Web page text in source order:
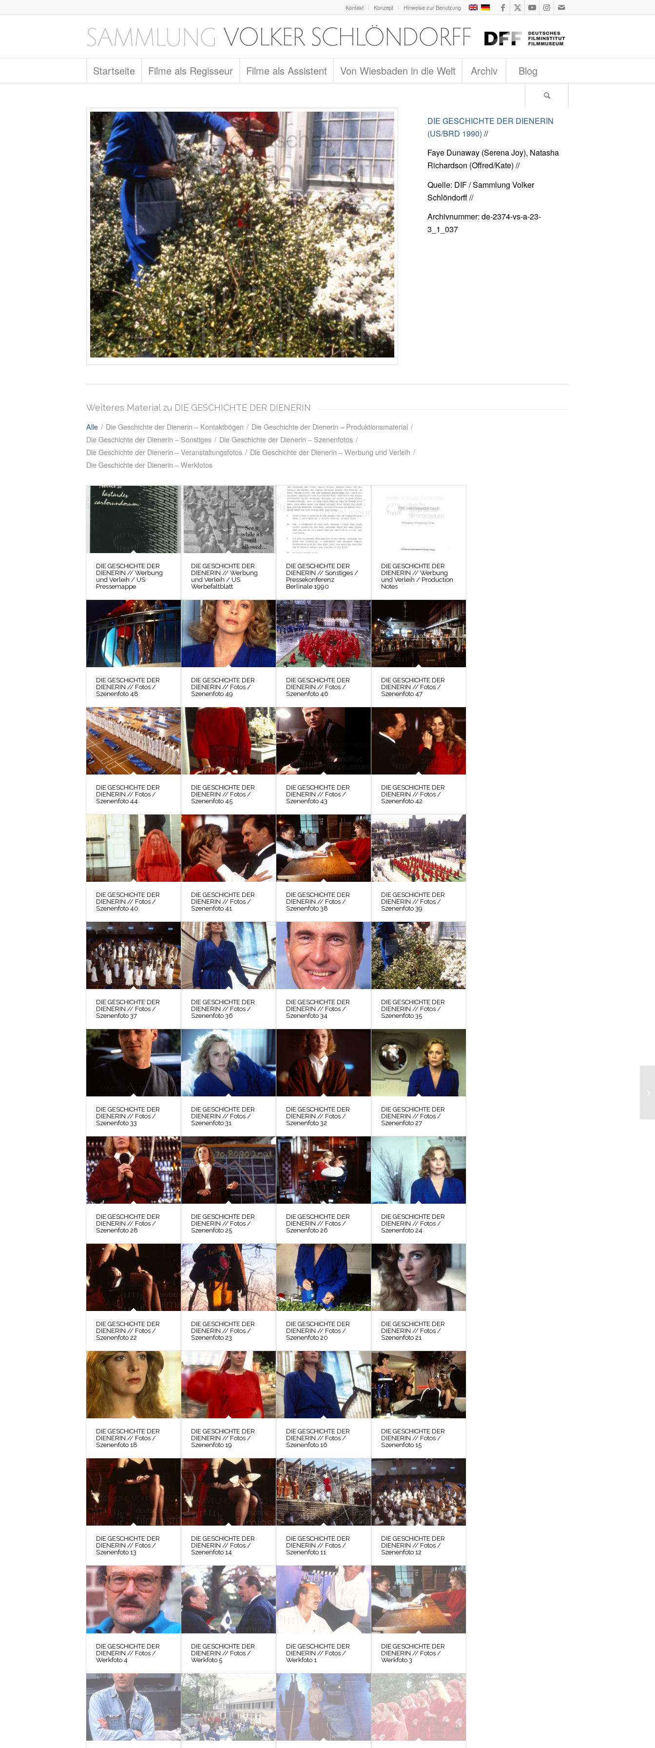
Kontakt Konzept Hinweise zur Benutzung
Startseite Filme als Regisseur Filme als Assistent Von Wiesbaden in die Welt Archiv Blog
DIE GESCHICHTE DER DIENERIN
(US/BRD 1990) //
Faye Dunaway (Serena Joy), Natasha
Richardson (Offred/Kate) //
Quelle: DIF / Sammlung Volker
Schlöndorff //
Archivnummer: de-2374-vs-a-23-
3_1_037
Weiteres Material zu DIE GESCHICHTE DER DIENERIN
Alle / Die Geschichte der Dienerin – Kontaktbögen / Die Geschichte der Dienerin – Produktionsmaterial /
Die Geschichte der Dienerin – Sonstiges / Die Geschichte der Dienerin – Szenenfotos /
Die Geschichte der Dienerin – Veranstaltungsfotos / Die Geschichte der Dienerin – Werbung und Verleih /
Die Geschichte der Dienerin – Werkfotos
DIE GESCHICHTE DER
DIENERIN // Werbung
und Verleih / US
Pressemappe
DIE GESCHICHTE DER
DIENERIN // Werbung
und Verleih / US
Werbefaltblatt
DIE GESCHICHTE DER
DIENERIN // Sonstiges /
Pressekonferenz
Berlinale 1990
DIE GESCHICHTE DER
DIENERIN // Werbung
und Verleih / Production
Notes
DIE GESCHICHTE DER
DIENERIN // Fotos /
Szenenfoto 48
DIE GESCHICHTE DER
DIENERIN // Fotos /
Szenenfoto 49
DIE GESCHICHTE DER
DIENERIN // Fotos /
Szenenfoto 46
DIE GESCHICHTE DER
DIENERIN // Fotos /
Szenenfoto 47
DIE GESCHICHTE DER
DIENERIN // Fotos /
Szenenfoto 44
DIE GESCHICHTE DER
DIENERIN // Fotos /
Szenenfoto 45
DIE GESCHICHTE DER
DIENERIN // Fotos /
Szenenfoto 43
DIE GESCHICHTE DER
DIENERIN // Fotos /
Szenenfoto 42
DIE GESCHICHTE DER
DIENERIN // Fotos /
Szenenfoto 40
DIE GESCHICHTE DER
DIENERIN // Fotos /
Szenenfoto 41
DIE GESCHICHTE DER
DIENERIN // Fotos /
Szenenfoto 38
DIE GESCHICHTE DER
DIENERIN // Fotos /
Szenenfoto 39
DIE GESCHICHTE DER
DIENERIN // Fotos /
Szenenfoto 37
DIE GESCHICHTE DER
DIENERIN // Fotos /
Szenenfoto 36
DIE GESCHICHTE DER
DIENERIN // Fotos /
Szenenfoto 34
DIE GESCHICHTE DER
DIENERIN // Fotos /
Szenenfoto 35
DIE GESCHICHTE DER
DIENERIN // Fotos /
Szenenfoto 33
DIE GESCHICHTE DER
DIENERIN // Fotos /
Szenenfoto 31
DIE GESCHICHTE DER
DIENERIN // Fotos /
Szenenfoto 32
DIE GESCHICHTE DER
DIENERIN // Fotos /
Szenenfoto 27
DIE GESCHICHTE DER
DIENERIN // Fotos /
Szenenfoto 28
DIE GESCHICHTE DER
DIENERIN // Fotos /
Szenenfoto 25
DIE GESCHICHTE DER
DIENERIN // Fotos /
Szenenfoto 26
DIE GESCHICHTE DER
DIENERIN // Fotos /
Szenenfoto 24
DIE GESCHICHTE DER
DIENERIN // Fotos /
Szenenfoto 22
DIE GESCHICHTE DER
DIENERIN // Fotos /
Szenenfoto 23
DIE GESCHICHTE DER
DIENERIN // Fotos /
Szenenfoto 20
DIE GESCHICHTE DER
DIENERIN // Fotos /
Szenenfoto 21
DIE GESCHICHTE DER
DIENERIN // Fotos /
Szenenfoto 18
DIE GESCHICHTE DER
DIENERIN // Fotos /
Szenenfoto 19
DIE GESCHICHTE DER
DIENERIN // Fotos /
Szenenfoto 16
DIE GESCHICHTE DER
DIENERIN // Fotos /
Szenenfoto 15
DIE GESCHICHTE DER
DIENERIN // Fotos /
Szenenfoto 13
DIE GESCHICHTE DER
DIENERIN // Fotos /
Szenenfoto 14
DIE GESCHICHTE DER
DIENERIN // Fotos /
Szenenfoto 11
DIE GESCHICHTE DER
DIENERIN // Fotos /
Szenenfoto 12
DIE GESCHICHTE DER
DIENERIN // Fotos /
Werkfoto 4
DIE GESCHICHTE DER
DIENERIN // Fotos /
Werkfoto 5
DIE GESCHICHTE DER
DIENERIN // Fotos /
Werkfoto 1
DIE GESCHICHTE DER
DIENERIN // Fotos /
Werkfoto 3